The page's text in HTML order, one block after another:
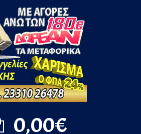
0,00€